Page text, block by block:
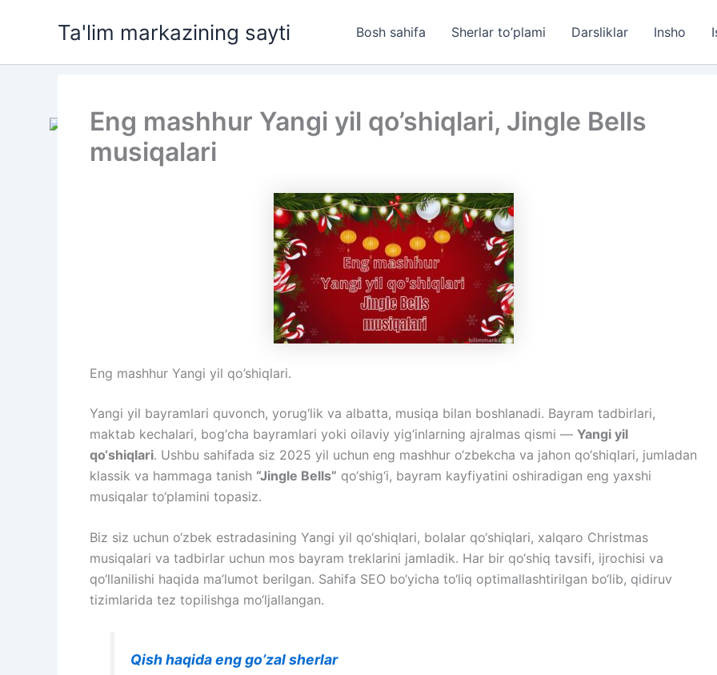
Ta'lim markazining sayti Bosh sahifa Sherlar to’plami Darsliklar Insho
Eng mashhur Yangi yil qo’shiqlari, Jingle Bells
musiqalari
Eng mashhur Yangi yil qo’shiqlari.
Yangi yil bayramlari quvonch, yorug‘lik va albatta, musiqa bilan boshlanadi. Bayram tadbirlari,
maktab kechalari, bog‘cha bayramlari yoki oilaviy yig‘inlarning ajralmas qismi — Yangi yil
qo‘shiqlari. Ushbu sahifada siz 2025 yil uchun eng mashhur o‘zbekcha va jahon qo‘shiqlari, jumladan
klassik va hammaga tanish “Jingle Bells” qo‘shig‘i, bayram kayfiyatini oshiradigan eng yaxshi
musiqalar to‘plamini topasiz.
Biz siz uchun o‘zbek estradasining Yangi yil qo‘shiqlari, bolalar qo‘shiqlari, xalqaro Christmas
musiqalari va tadbirlar uchun mos bayram treklarini jamladik. Har bir qo‘shiq tavsifi, ijrochisi va
qo‘llanilishi haqida ma’lumot berilgan. Sahifa SEO bo‘yicha to‘liq optimallashtirilgan bo‘lib, qidiruv
tizimlarida tez topilishga mo‘ljallangan.
Qish haqida eng go’zal sherlar